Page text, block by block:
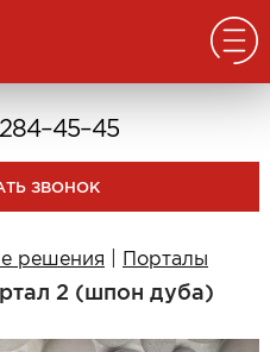
ЗВОНОК
решения Порталы
2 (шпон дуба)